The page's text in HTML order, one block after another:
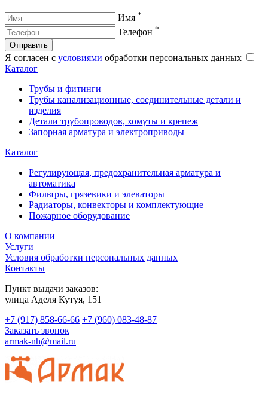
Имя *
Телефон *
Отправить
Я согласен с условиями обработки персональных данных
Каталог
Трубы и фитинги
Трубы канализационные, соединительные детали и
изделия
Детали трубопроводов, хомуты и крепеж
Запорная арматура и электроприводы
Каталог
Регулирующая, предохранительная арматура и
автоматика
Фильтры, грязевики и элеваторы
Радиаторы, конвекторы и комплектующие
Пожарное оборудование
О компании
Услуги
Условия обработки персональных данных
Контакты
Пункт выдачи заказов:
​улица Аделя Кутуя, 151
+7 (917) 858-66-66 +7 (960) 083-48-87
Заказать звонок
armak-nh@mail.ru